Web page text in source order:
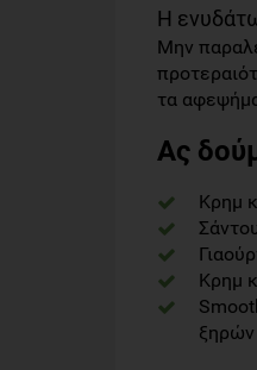
Η
Μην
τα
Ας
Κρημ
Κρημ